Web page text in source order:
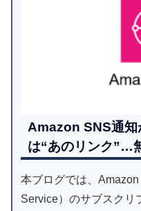
Amazon SNS通知
は“あのリンク”…
本ブログでは、
Service）のサブスクリ